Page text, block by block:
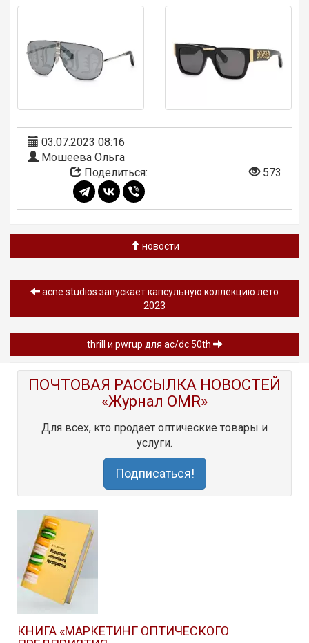
03.07.2023 08:16
Мошеева Ольга
Поделиться:
573
новости
acne studios запускает капсульную коллекцию лето
2023
thrill и pwrup для ac/dc 50th
ПОЧТОВАЯ РАССЫЛКА НОВОСТЕЙ
«Журнал OMR»
Для всех, кто продает оптические товары и
услуги.
Подписаться!
КНИГА «МАРКЕТИНГ ОПТИЧЕСКОГО